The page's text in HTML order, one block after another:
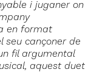
i juganer on
en format
seu cançoner de
fil argumental
aquest duet